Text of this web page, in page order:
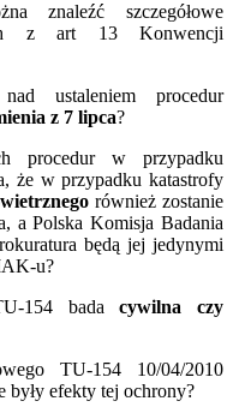
znaleźć szczegółowe
z art 13 Konwencji
ustaleniem procedur
z 7 lipca?
procedur w przypadku
że w przypadku katastrofy
również zostanie
a Polska Komisja Badania
będą jej jedynymi
u?
154 badacywilna czy
TU-154 10/04/2010
były efekty tej ochrony?